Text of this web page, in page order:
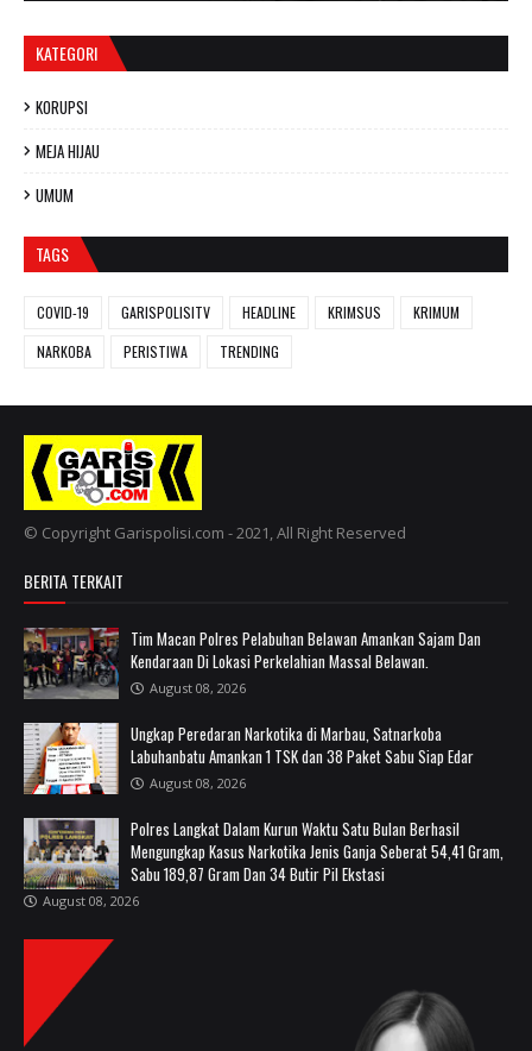
KATEGORI
KORUPSI
MEJA HIJAU
UMUM
TAGS
COVID-19 GARISPOLISITV HEADLINE KRIMSUS
KRIMUM
NARKOBA
PERISTIWA TRENDING
© Copyright Garispolisi.com - 2021, All Right Reserved
BERITA TERKAIT
Tim Macan Polres Pelabuhan Belawan Amankan Sajam Dan
Kendaraan Di Lokasi Perkelahian Massal Belawan.
August 08, 2026
Ungkap Peredaran Narkotika di Marbau, Satnarkoba
Labuhanbatu Amankan 1 TSK dan 38 Paket Sabu Siap Edar
August 08, 2026
Polres Langkat Dalam Kurun Waktu Satu Bulan Berhasil
Mengungkap Kasus Narkotika Jenis Ganja Seberat 54,41 Gram,
Sabu 189,87 Gram Dan 34 Butir Pil Ekstasi
August 08, 2026